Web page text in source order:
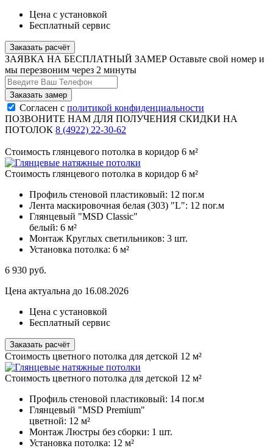
Цена с установкой
Бесплатный сервис
Заказать расчёт
ЗАЯВКА НА БЕСПЛАТНЫЙ ЗАМЕР Оставьте свой номер и
мы перезвоним через 2 минуты
Согласен с политикой конфиденциальности
ПОЗВОНИТЕ НАМ ДЛЯ ПОЛУЧЕНИЯ СКИДКИ НА
ПОТОЛОК 8 (4922) 22-30-62
Стоимость глянцевого потолка в коридор 6 м²
Стоимость глянцевого потолка в коридор 6 м²
Профиль стеновой пластиковый: 12 пог.м
Лента маскировочная белая (303) "L": 12 пог.м
Глянцевый "MSD Classic"
белый: 6 м²
Монтаж Круглых светильников: 3 шт.
Установка потолка: 6 м²
6 930 руб.
Цена актуальна до 16.08.2026
Цена с установкой
Бесплатный сервис
Заказать расчёт
Стоимость цветного потолка для детской 12 м²
Стоимость цветного потолка для детской 12 м²
Профиль стеновой пластиковый: 14 пог.м
Глянцевый "MSD Premium"
цветной: 12 м²
Монтаж Люстры без сборки: 1 шт.
Установка потолка: 12 м²